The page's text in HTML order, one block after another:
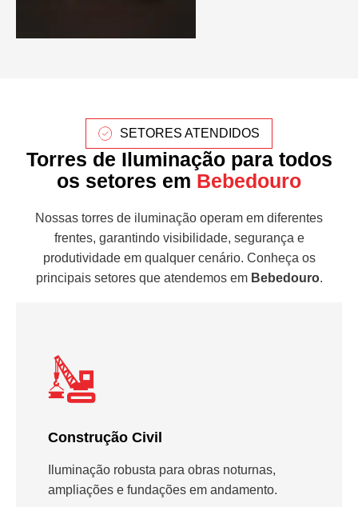
SETORES ATENDIDOS
Torres de Iluminação para todos
os setores em Bebedouro
Nossas torres de iluminação operam em diferentes
frentes, garantindo visibilidade, segurança e
produtividade em qualquer cenário. Conheça os
principais setores que atendemos em Bebedouro.
Construção Civil
Iluminação robusta para obras noturnas,
ampliações e fundações em andamento.